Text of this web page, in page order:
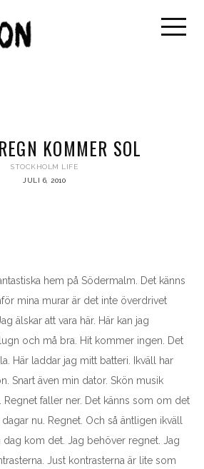
KOMMER SOL
STOCKHOLM LIFE
JULI 6, 2010
hem på Södermalm. Det känns
mina murar är det inte överdrivet
älskar att vara här. Här kan jag
och må bra. Hit kommer ingen. Det
Här laddar jag mitt batteri. Ikväll har
Snart även min dator. Skön musik
Regnet faller ner. Det känns som om det
nu. Regnet. Och så äntligen ikväll
kom det. Jag behöver regnet. Jag
Just kontrasterna är lite som